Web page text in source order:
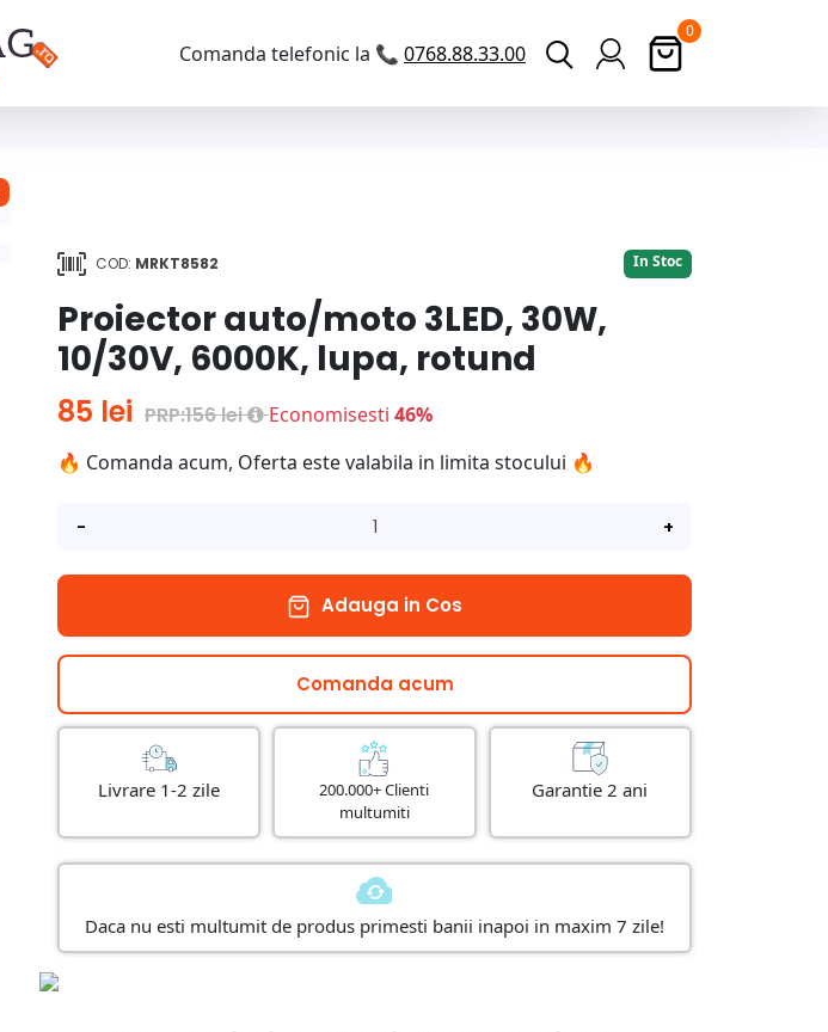
Comanda telefonic la 📞 0768.88.33.00
0
COD: MRKT8582 In Stoc
Proiector auto/moto 3LED, 30W,
10/30V, 6000K, lupa, rotund
85 lei PRP:156 lei Economisesti 46%
🔥 Comanda acum, Oferta este valabila in limita stocului 🔥
- +
Adauga in Cos
Comanda acum
Livrare 1-2 zile
200.000+ Clienti
multumiti
Garantie 2 ani
Daca nu esti multumit de produs primesti banii inapoi in maxim 7 zile!